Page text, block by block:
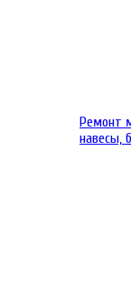
Ремонт
навесы,